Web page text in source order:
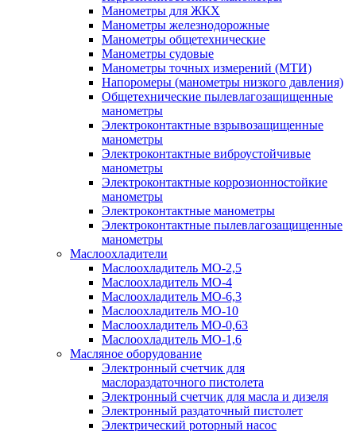
Манометры для ЖКХ
Манометры железнодорожные
Манометры общетехнические
Манометры судовые
Манометры точных измерений (МТИ)
Напоромеры (манометры низкого давления)
Общетехнические пылевлагозащищенные
манометры
Электроконтактные взрывозащищенные
манометры
Электроконтактные виброустойчивые
манометры
Электроконтактные коррозионностойкие
манометры
Электроконтактные манометры
Электроконтактные пылевлагозащищенные
манометры
Маслоохладители
Маслоохладитель MO-2,5
Маслоохладитель MO-4
Маслоохладитель МО-6,3
Маслоохладитель МО-10
Маслоохладитель MO-0,63
Маслоохладитель MO-1,6
Масляное оборудование
Электронный счетчик для
маслораздаточного пистолета
Электронный счетчик для масла и дизеля
Электронный раздаточный пистолет
Электрический роторный насос